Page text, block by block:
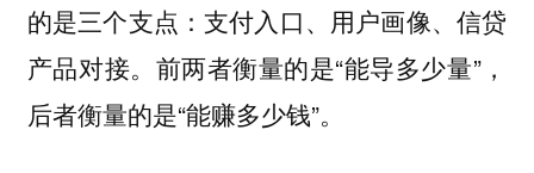
的是三个支点：支付入口、用户画像、信贷
产品对接。前两者衡量的是“能导多少量”，
后者衡量的是“能赚多少钱”。